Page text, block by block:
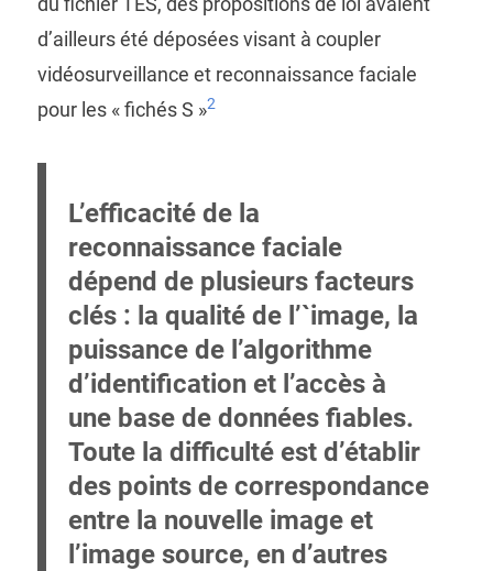
d’ailleurs été déposées visant à coupler
vidéosurveillance et reconnaissance faciale
pour les « fichés S »2
L’efficacité de la
reconnaissance faciale
dépend de plusieurs facteurs
clés : la qualité de l’`image, la
puissance de l’algorithme
d’identification et l’accès à
une base de données fiables.
Toute la difficulté est d’établir
des points de correspondance
entre la nouvelle image et
l’image source, en d’autres